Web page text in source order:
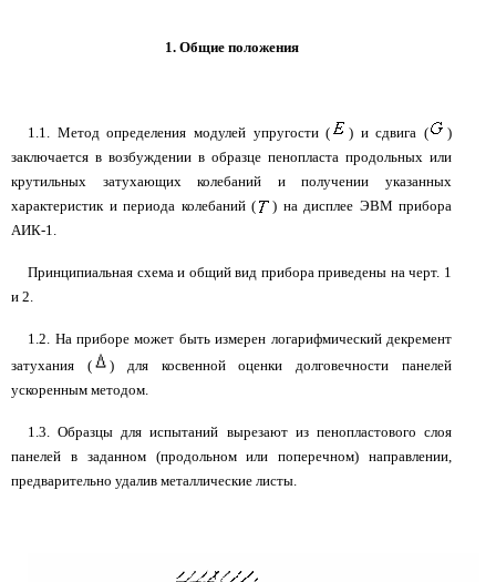
1. Общие положения
1.1. Метод определения модулей упругости ( ) и сдвига (
)
заключается в возбуждении в образце пенопласта продольных или
крутильных затухающих колебаний и получении указанных
характеристик и периода колебаний (
) на дисплее ЭВМ прибора
АИК-1.
Принципиальная схема и общий вид прибора приведены на черт. 1
и 2.
1.2. На приборе может быть измерен логарифмический декремент
затухания (
) для косвенной оценки долговечности панелей
ускоренным методом.
1.3. Образцы для испытаний вырезают из пенопластового слоя
панелей в заданном (продольном или поперечном) направлении,
предварительно удалив металлические листы.